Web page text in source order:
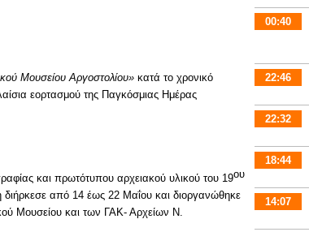
Μουσείου Αργοστολίου» κατά το χρονικό
εορτασμού της Παγκόσμιας Ημέρας
και πρωτότυπου αρχειακού υλικού του 19ου
διήρκεσε από 14 έως 22 Μαΐου και διοργανώθηκε
Μουσείου και των ΓΑΚ- Αρχείων Ν.
00:40
22:46
22:32
18:44
14:07